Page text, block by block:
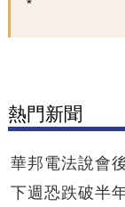
熱門新聞
華邦電法說會
下週恐跌破半